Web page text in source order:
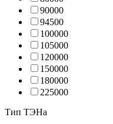
90000
94500
100000
105000
120000
150000
180000
225000
Тип ТЭНа